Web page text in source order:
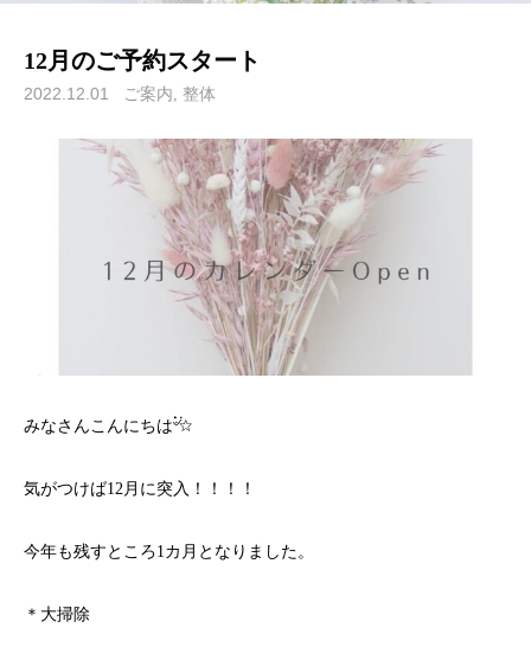
12月のご予約スタート
2022.12.01 ご案内 整体
みなさんこんにちは۬۬۬৺۬☆
気がつけば12月に突入！！！！
今年も残すところ1カ月となりました。
＊大掃除